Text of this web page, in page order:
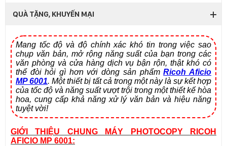
QUÀ TẶNG, KHUYẾN MẠI
Mang tốc độ và độ chính xác khó tin trong việc sao
chụp văn bản, mở rộng năng suất của bạn trong các
văn phòng và cửa hàng dịch vụ bận rộn, thật khó có
thể đòi hỏi gì hơn với dòng sản phẩmRicoh Aficio
MP 6001. Một thiết bị tất cả trong một này là sự kết hợp
của tốc độ và năng suất vượt trội trong một thiết kế hòa
hoa, cung cấp khả năng xử lý văn bản và hiệu năng
tuyệt vời!
GIỚI THIỆU CHUNG MÁY PHOTOCOPY RICOH
AFICIO MP 6001: